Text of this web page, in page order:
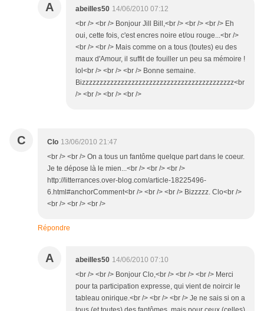
A abeilles50 14/06/2010 07:12
<br /> <br /> Bonjour Jill Bill,<br /> <br /> <br /> Eh
oui, cette fois, c'est encres noire et/ou rouge...<br />
<br /> <br /> Mais comme on a tous (toutes) eu des
maux d'Amour, il suffit de fouiller un peu sa mémoire !
lol<br /> <br /> <br /> Bonne semaine.
Bizzzzzzzzzzzzzzzzzzzzzzzzzzzzzzzzzzzzzzzzzzz<br
/> <br /> <br /> <br />
C Clo 13/06/2010 21:47
<br /> <br /> On a tous un fantôme quelque part dans le coeur.
Je te dépose là le mien...<br /> <br /> <br />
http://litterrances.over-blog.com/article-18225496-
6.html#anchorComment<br /> <br /> <br /> Bizzzzz. Clo<br />
<br /> <br /> <br />
Répondre
A abeilles50 14/06/2010 07:10
<br /> <br /> Bonjour Clo,<br /> <br /> <br /> Merci
pour ta participation expresse, qui vient de noircir le
tableau onirique.<br /> <br /> <br /> Je ne sais si on a